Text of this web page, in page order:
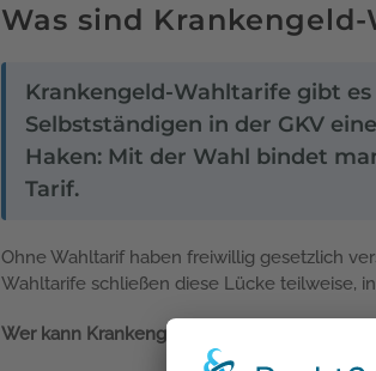
Was sind
Krankengeld-Wahltarife gibt
Selbstständigen in der GKV
Haken: Mit der Wahl bindet
Tarif.
Ohne Wahltarif haben freiwillig gesetzlich
Wahltarife schließen diese Lücke teilweise,
Wer kann Krankengeld-Wahltarife wählen?